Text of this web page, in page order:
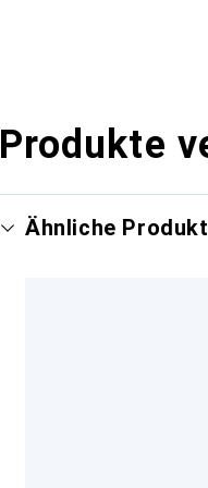
Produkte
Ähnliche